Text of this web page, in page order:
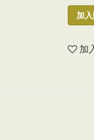
加
加